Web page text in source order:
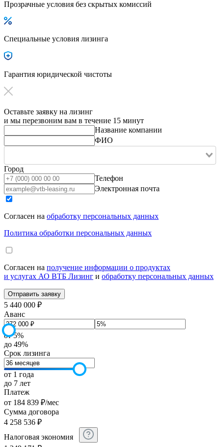
Прозрачные условия без скрытых комиссий
Специальные условия лизинга
Гарантия юридической чистоты
Оставьте заявку на лизинг
и мы перезвоним вам в течение 15 минут
Название компании
ФИО
Город
Телефон
Электронная почта
Согласен на обработку персональных данных
Политика обработки персональных данных
Согласен на получение информации о продуктах
и услугах АО ВТБ Лизинг и обработку персональных данных
5 440 000 ₽
Аванс
от 5%
до 49%
Срок лизинга
от 1 года
до 7 лет
Платеж
от 184 839 ₽/мес
Сумма договора
4 258 536 ₽
Налоговая экономия